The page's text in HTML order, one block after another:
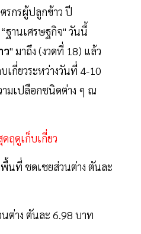
รกรผู้ปลูกข้าว ปี
ฐานเศรษฐกิจ" วันนี้
ว" มาถึง (งวดที่ 18) แล้ว
เกี่ยวระหว่างวันที่ 4-10
มเปลือกชนิดต่าง ๆ ณ
ฤดูเก็บเกี่ยว
นที่ ชดเชยส่วนต่าง ตันละ
ต่าง ตันละ 6.98 บาท